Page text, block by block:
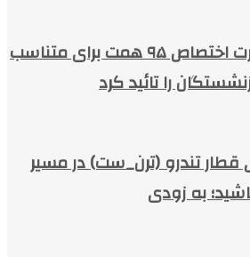
هیات عالی نظارت اختصاص ۹۵ همت برای متناسب
را تائید کرد
قطار تندرو (ترن_ست) در مسیر
به زودی